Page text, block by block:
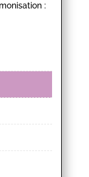
: